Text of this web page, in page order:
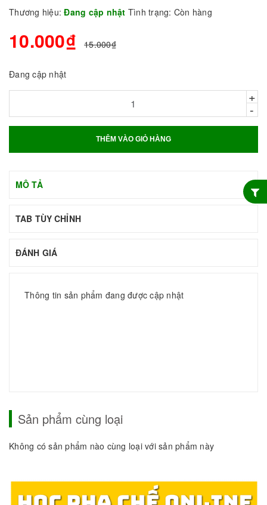
Thương hiệu: Đang cập nhật Tình trạng: Còn hàng
10.000₫ 15.000₫
Đang cập nhật
+
-
THÊM VÀO GIỎ HÀNG
MÔ TẢ
TAB TÙY CHỈNH
ĐÁNH GIÁ
Thông tin sản phẩm đang được cập nhật
Sản phẩm cùng loại
Không có sản phẩm nào cùng loại với sản phẩm này